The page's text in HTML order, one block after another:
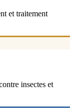
et traitement
insectes et